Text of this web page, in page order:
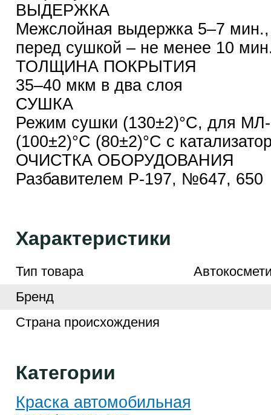
ВЫДЕРЖКА
Межслойная выдержка 5–7
перед сушкой – не менее 10
ТОЛЩИНА ПОКРЫТИЯ
35–40 мкм в два слоя
СУШКА
Режим сушки (130±2)°С, для
(100±2)°С (80±2)°С с
ОЧИСТКА ОБОРУДОВАНИЯ
Разбавителем Р-197, №647, 650
Характеристики
Тип товара
Бренд
Страна происхождения
Категории
Краска автомобильная